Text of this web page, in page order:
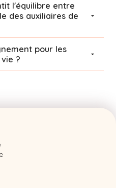
l'équilibre entre
des auxiliaires de
pour les
?